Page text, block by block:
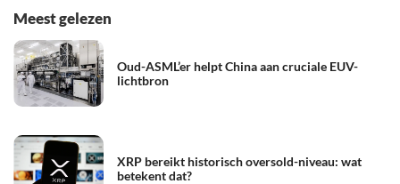
Meest gelezen
Oud-ASML’er helpt China aan cruciale EUV-
lichtbron
XRP bereikt historisch oversold-niveau: wat
betekent dat?